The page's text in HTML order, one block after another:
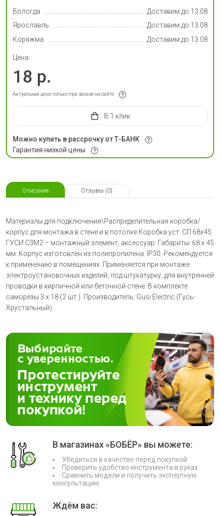
Вологда
Доставим до 13.08
Ярославль
Доставим до 13.08
Коряжма
Доставим до 13.08
Цена:
18 р.
Актуальная цена только при заказе на сайте
в 1 клик
Можно купить в рассрочку от Т-БАНК
Гарантия низкой цены
Описание Отзывы (0)
Материалы для подключения\Распределительная коробка/
корпус для монтажа в стене и в потолке Коробка уст. СП 68х45
ГУСИ С3М2 – монтажный элемент, аксессуар. Габариты: 68 х 45
мм. Корпус изготовлен из полипропилена. IP30. Рекомендуется
к применению в помещениях. Применяется при монтаже
электроустановочных изделий, под штукатурку, для внутренней
проводки в кирпичной или бетонной стене. В комплекте
саморезы 3 х 18 (2 шт.). Производитель: Gusi Electric (Гусь-
Хрустальный).
В магазинах «БОБЁР» вы можете:
Убедиться в качестве перед покупкой
Проверить удобство инструмента в руках
Сравнить модели и получить экспертную
консультацию
Ждём вас: